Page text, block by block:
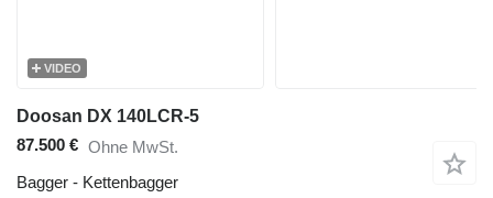
VIDEO
Doosan DX 140LCR-5
87.500 € Ohne MwSt.
Bagger - Kettenbagger